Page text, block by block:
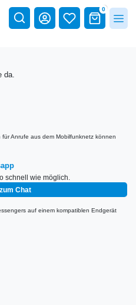
0
da.
Anrufe aus dem Mobilfunknetz können
schnell wie möglich.
Chat
auf einem kompatiblen Endgerät